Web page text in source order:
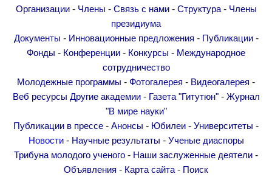
Организации- Члены - Связь с нами- Структура- Члены
президиума
Документы - Инновационные предложения - Публикации-
Фонды - Конференции - Конкурсы - Международное
сотрудничество
Молодежные программы - Фотогалерея - Видеогалерея -
Веб ресурсы Другие академии- Газета "Гитутюн"- Журнал
"В мире науки"
Публикации в прессе - Анонсы - Юбилеи - Университеты -
Новости- Научные результаты - Ученые диаспоры
Трибуна молодого ученого - Наши заслуженные деятели -
Объявления - Карта сайта - Поиск